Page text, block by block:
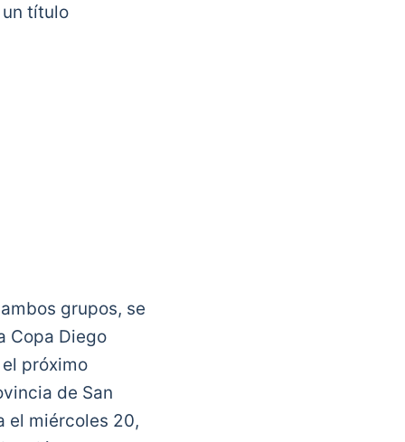
título
a Cristian
grupos, se
Copa Diego
próximo
de San
el miércoles 20,